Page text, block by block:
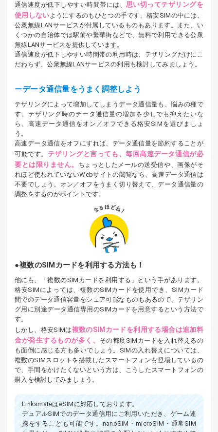
通信速度が低下しやすい時間帯には、思い切ってテザリングを
使用しないようにするのもひとつの手です。格安SIMの中には、
公衆無線LANサービスが付属しているものもあります。また、い
くつかの自治体では駅前や繁華街などで、無料で利用できる公衆
無線LANサービスを提供しています。
通信速度が低下しやすい時間帯の利用時は、テザリングだけにこ
だわらず、公衆無線LANサービスの利用も検討してみましょう。
データ通信量をうまく調整しよう
テザリングによって増加してしまうデータ通信量も、悩みの種で
す。テザリング時のデータ通信量の増加を少しでも抑えたいな
ら、高速データ通信をオン／オフできる格安SIMを選びましょ
う。
高速データ通信をオフにすれば、データ通信量を節約することが
可能です。 テザリングと言っても、毎回高速データ通信が必
要とは限りません。
ちょっとしたメールの送受信や、画像がそ
れほど使われていないWebサイトの閲覧なら、高速データ通信は
不要でしょう。オン／オフをうまく切り替えて、データ通信量の
調整をするのがポイントです。
複数のSIMカードを利用する方法も！
他にも、「複数のSIMカードを利用する」という手があります。
格安SIMによっては、複数のSIMカードを使用でき、SIMカード
間でのデータ通信容量をシェア可能なものもあるので、テザリン
グ用に別途データ通信専用のSIMカードを用意するという方法で
す。
しかし、格安SIMは複数のSIMカードを利用する場合は追加料
金が発生するものが多く、
その都度SIMカードを入れ替えるの
も面倒に感じる方も多いでしょう。SIMの入れ替えについては、
複数のSIMスロットを搭載したスマートフォンも登場しているの
で、手間をかけたくないという方は、こうしたスマートフォンの
購入を検討してみましょう。
LinksmateはeSIMに対応しております。
デュアルSIMでのデータ通信用にご利用いただき、ゲーム連
携をすることも可能です。nanoSIM・microSIM・通常SIM